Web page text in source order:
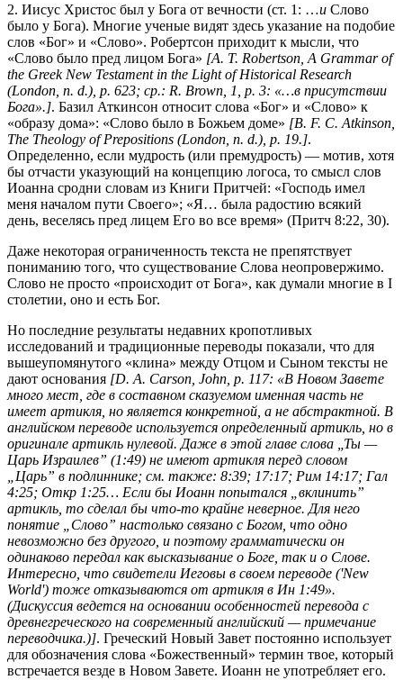
2. Иисус Христос был у Бога от вечности (ст. 1: …и Слово
было у Бога). Многие ученые видят здесь указание на подобие
слов «Бог» и «Слово». Робертсон приходит к мысли, что
«Слово было пред лицом Бога» [А. Т. Robertson, A Grammar of
the Greek New Testament in the Light of Historical Research
(London, n. d.), p. 623; ср.: R. Brown, 1, p. 3: «…в присутствии
Бога».]. Базил Аткинсон относит слова «Бог» и «Слово» к
«образу дома»: «Слово было в Божьем доме» [В. F. С. Atkinson,
The Theology of Prepositions (London, n. d.), p. 19.].
Определенно, если мудрость (или премудрость) — мотив, хотя
бы отчасти указующий на концепцию логоса, то смысл слов
Иоанна сродни словам из Книги Притчей: «Господь имел
меня началом пути Своего»; «Я… была радостию всякий
день, веселясь пред лицем Его во все время» (Притч 8:22, 30).
Даже некоторая ограниченность текста не препятствует
пониманию того, что существование Слова неопровержимо.
Слово не просто «происходит от Бога», как думали многие в I
столетии, оно и есть Бог.
Но последние результаты недавних кропотливых
исследований и традиционные переводы показали, что для
вышеупомянутого «клина» между Отцом и Сыном тексты не
дают основания [D. A. Carson, John, p. 117: «В Новом Завете
много мест, где в составном сказуемом именная часть не
имеет артикля, но является конкретной, а не абстрактной. В
английском переводе используется определенный артикль, но в
оригинале артикль нулевой. Даже в этой главе слова „Ты —
Царь Израилев” (1:49) не имеют артикля перед словом
„Царь” в подлиннике; см. также: 8:39; 17:17; Рим 14:17; Гал
4:25; Откр 1:25… Если бы Иоанн попытался „вклинить”
артикль, то сделал бы что-то крайне неверное. Для него
понятие „Слово” настолько связано с Богом, что одно
невозможно без другого, и поэтому грамматически он
одинаково передал как высказывание о Боге, так и о Слове.
Интересно, что свидетели Иеговы в своем переводе ('New
World') тоже отказываются от артикля в Ин 1:49».
(Дискуссия ведется на основании особенностей перевода с
древнегреческого на современный английский —примечание
переводчика.)]. Греческий Новый Завет постоянно использует
для обозначения слова «Божественный» термин твое, который
встречается везде в Новом Завете. Иоанн не употребляет его.